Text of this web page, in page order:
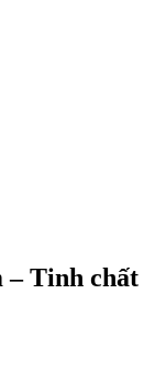
Tinh chất